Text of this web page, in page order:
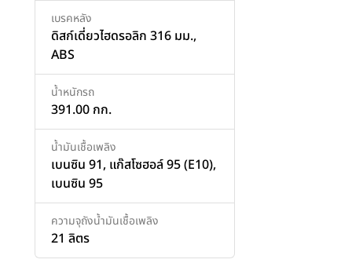
เบรคหลัง
ดิสก์เดี่ยวไฮดรอลิก 316 มม.,
ABS
น้ำหนักรถ
391.00 กก.
น้ำมันเชื้อเพลิง
เบนซิน 91, แก๊สโซฮอล์ 95 (E10),
เบนซิน 95
ความจุถังน้ำมันเชื้อเพลิง
21 ลิตร